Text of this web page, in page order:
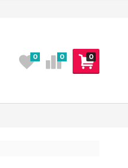
0
0 0